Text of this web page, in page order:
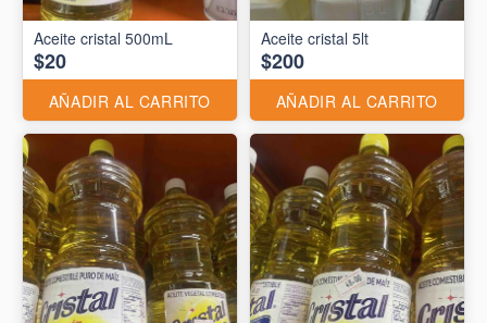
Aceite cristal 500mL
$20
AÑADIR AL CARRITO
Aceite cristal 5lt
$200
AÑADIR AL CARRITO